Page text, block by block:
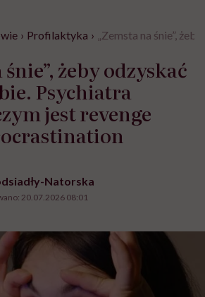
› Profilaktyka › „Zemsta na śnie”,
żeby odzyskać
Psychiatra
jest revenge
Natorska
20.07.2026 08:01